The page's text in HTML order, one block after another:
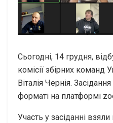
Сьогодні, 14 грудня,
комісії збірних команд
Віталія Чернія.
форматі на платформі
Участь у засіданні взяли